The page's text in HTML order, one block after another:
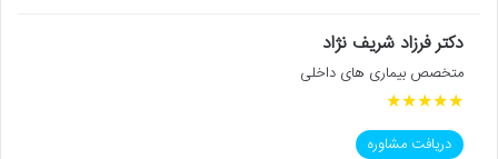
دکتر فرزاد شریف نژاد
متخصص بیماری های داخلی
★
★
★
★
★
دریافت مشاوره